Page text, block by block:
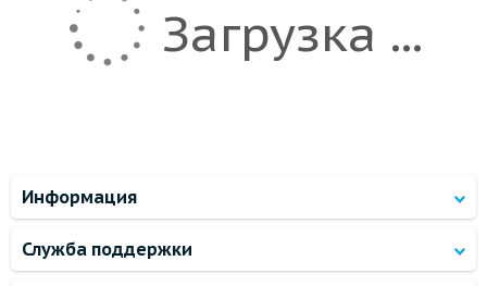
Загрузка ...
Информация
Служба поддержки